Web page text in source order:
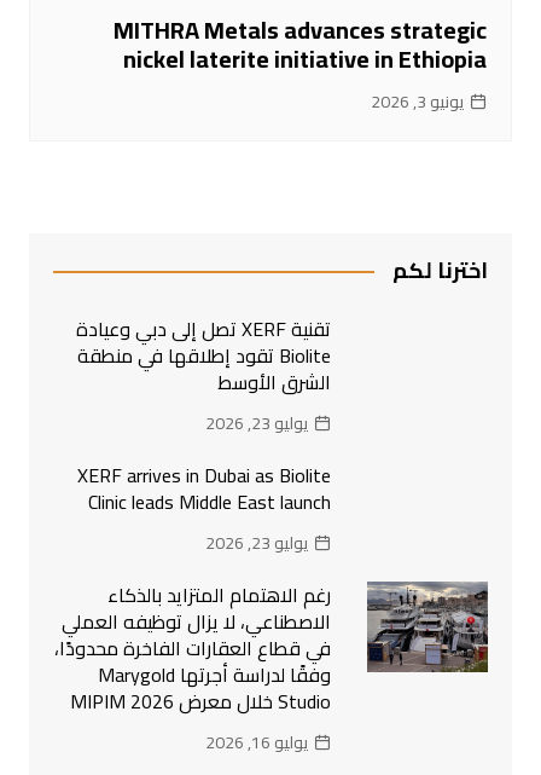
MITHRA Metals advances strategic
nickel laterite initiative in Ethiopia
يونيو 3, 2026
اخترنا لكم
تقنية XERF تصل إلى دبي وعيادة
Biolite تقود إطلاقها في منطقة
الشرق الأوسط
يوليو 23, 2026
XERF arrives in Dubai as Biolite
Clinic leads Middle East launch
يوليو 23, 2026
رغم الاهتمام المتزايد بالذكاء
الاصطناعي، لا يزال توظيفه العملي
في قطاع العقارات الفاخرة محدودًا،
وفقًا لدراسة أجرتها Marygold
Studio خلال معرض MIPIM 2026
يوليو 16, 2026